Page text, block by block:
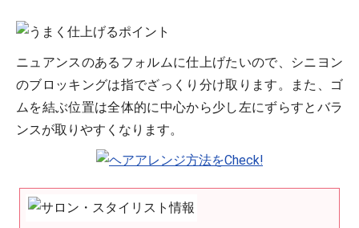
ニュアンスのあるフォルムに仕上げたいので、シニヨン
のブロッキングは指でざっくり分け取ります。また、ゴ
ムを結ぶ位置は全体的に中心から少し左にずらすとバラ
ンスが取りやすくなります。